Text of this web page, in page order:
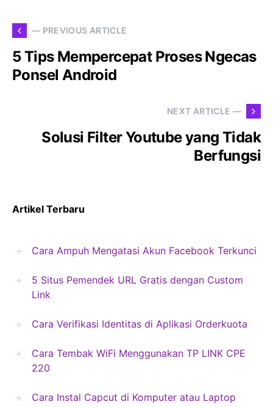
— PREVIOUS ARTICLE
5 Tips Mempercepat Proses Ngecas
Ponsel Android
NEXT ARTICLE —
Solusi Filter Youtube yang Tidak
Berfungsi
Artikel Terbaru
Cara Ampuh Mengatasi Akun Facebook Terkunci
5 Situs Pemendek URL Gratis dengan Custom
Link
Cara Verifikasi Identitas di Aplikasi Orderkuota
Cara Tembak WiFi Menggunakan TP LINK CPE
220
Cara Instal Capcut di Komputer atau Laptop